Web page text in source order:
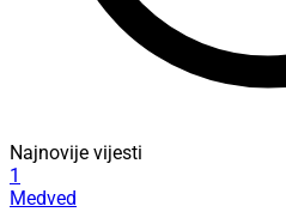
Najnovije vijesti
1
Medved